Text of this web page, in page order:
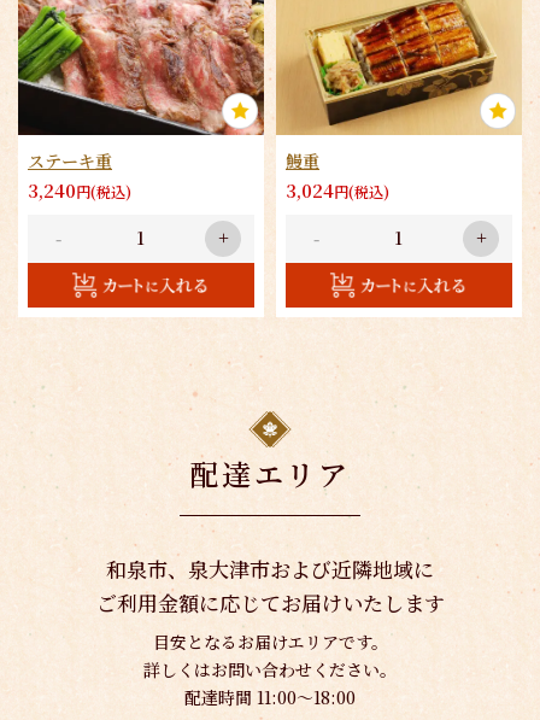
ステーキ重
3,240円(税込)
- +
鰻重
3,024円(税込)
- +
配達エリア
和泉市、泉大津市および近隣地域に
ご利用金額に応じてお届けいたします
目安となるお届けエリアです。
詳しくはお問い合わせください。
配達時間 11:00〜18:00